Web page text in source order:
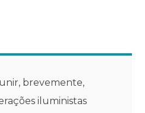
brevemente,
iluministas